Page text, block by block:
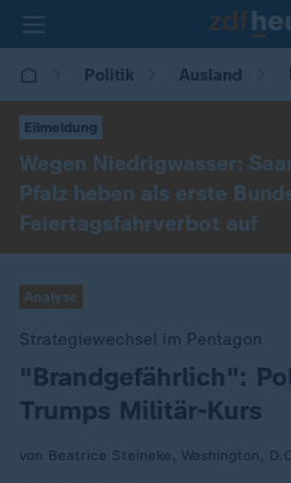
Politik Ausland
Eilmeldung
Wegen Niedrigwasser:
Pfalz heben als erste
Feiertagsfahrverbot auf
Analyse
Strategiewechsel im Pentagon
:"Brandgefährlich":
Trumps Militär-Kurs
von Beatrice Steineke, Washington,